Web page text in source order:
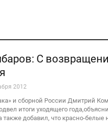
2012
С
и сборной России Дмитрий
итоги уходящего
также добавил, что красно-